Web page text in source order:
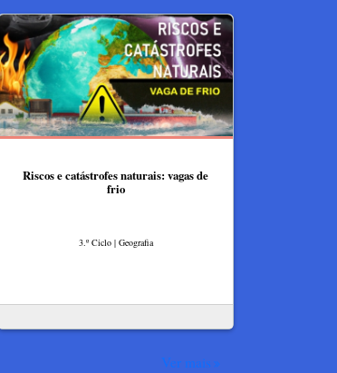
Riscos e catástrofes naturais: vagas de
frio
3.º Ciclo | Geografia
Ver mais